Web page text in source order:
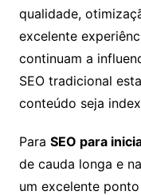
qualidade,
excelente
continuam a
SEO tradicional
conteúdo seja
Para SEO para
de cauda longa e
um excelente